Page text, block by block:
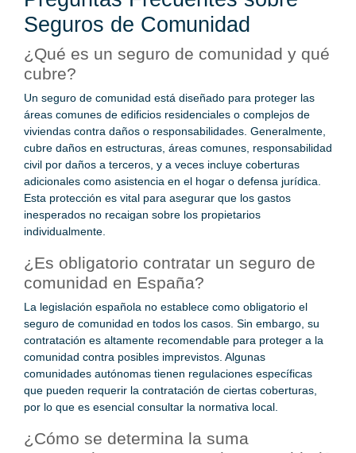
Seguros de Comunidad
¿Qué es un seguro de comunidad y qué
cubre?
Un seguro de comunidad está diseñado para proteger las
áreas comunes de edificios residenciales o complejos de
viviendas contra daños o responsabilidades. Generalmente,
cubre daños en estructuras, áreas comunes, responsabilidad
civil por daños a terceros, y a veces incluye coberturas
adicionales como asistencia en el hogar o defensa jurídica.
Esta protección es vital para asegurar que los gastos
inesperados no recaigan sobre los propietarios
individualmente.
¿Es obligatorio contratar un seguro de
comunidad en España?
La legislación española no establece como obligatorio el
seguro de comunidad en todos los casos. Sin embargo, su
contratación es altamente recomendable para proteger a la
comunidad contra posibles imprevistos. Algunas
comunidades autónomas tienen regulaciones específicas
que pueden requerir la contratación de ciertas coberturas,
por lo que es esencial consultar la normativa local.
¿Cómo se determina la suma